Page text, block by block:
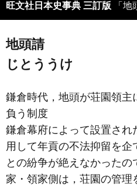
旺文社日本史事典 三訂版 「地
地頭請
じとううけ
鎌倉時代，地頭が荘園領主
負う制度
鎌倉幕府によって設置され
用して年貢の不法抑留を企
との紛争が絶えなかった
家・領家側は，荘園の管理